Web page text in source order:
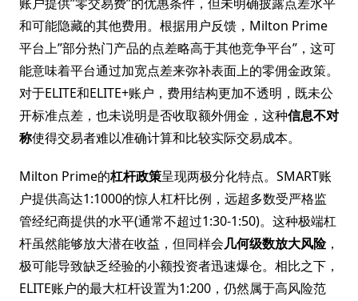
和可能隐藏的其他费用。根据用户反馈，Milton Prime
平台上”部分热门产品的点差略高于其他竞争平台”，这可
能意味着平台通过加宽点差来弥补表面上的零佣金政策。
对于ELITE和ELITE+账户，费用结构更加不透明，既未公
开标准点差，也未说明是否收取额外佣金，这种信息不对
称使得交易者难以准确计算和比较实际交易成本。
Milton Prime的杠杆政策呈现两极分化特点。SMART账
户提供高达1:1000的惊人杠杆比例，远超多数受严格监
管经纪商提供的水平(通常不超过1:30-1:50)。这种极端杠
杆虽然能够放大潜在收益，但同样会几何级数放大风险，
极可能导致缺乏经验的小额投资者迅速爆仓。相比之下，
ELITE账户的最大杠杆设置为1:200，仍然属于高风险范